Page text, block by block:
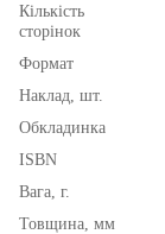
Кількість
сторінок
Формат
Наклад, шт.
Обкладинка
ISBN
Вага, г.
Товщина, мм